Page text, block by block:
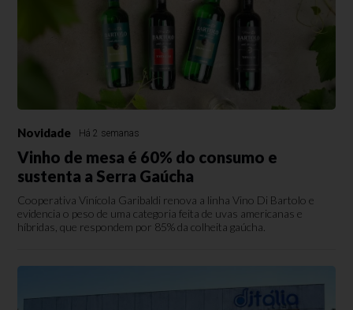
Novidade Há 2 semanas
Vinho de mesa é 60% do consumo e
sustenta a Serra Gaúcha
Cooperativa Vinícola Garibaldi renova a linha Vino Di Bartolo e
evidencia o peso de uma categoria feita de uvas americanas e
híbridas, que respondem por 85% da colheita gaúcha.